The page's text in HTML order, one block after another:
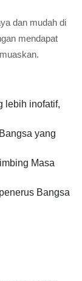
dan mudah di
mendapat
lebih inofatif,
yang
Masa
Bangsa